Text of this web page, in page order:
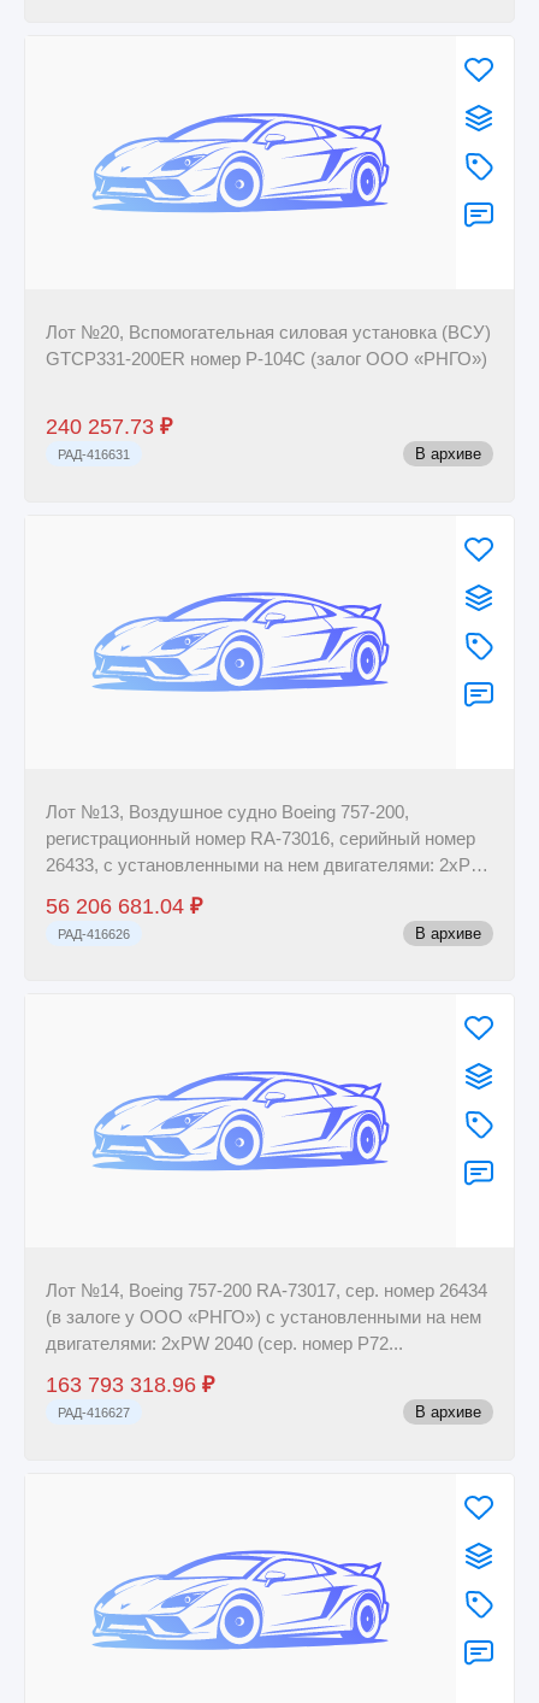
Лот №20, Вспомогательная силовая установка (ВСУ)
GTCP331-200ER номер P-104C (залог ООО «РНГО»)
240 257.73 ₽
РАД-416631 В архиве
Лот №13, Воздушное судно Boeing 757-200,
регистрационный номер RA-73016, серийный номер
26433, с установленными на нем двигателями: 2xPW
56 206 681.04 ₽
РАД-416626 В архиве
Лот №14, Boeing 757-200 RA-73017, сер. номер 26434
(в залоге у ООО «РНГО») с установленными на нем
двигателями: 2xPW 2040 (сер. номер P72...
163 793 318.96 ₽
РАД-416627 В архиве